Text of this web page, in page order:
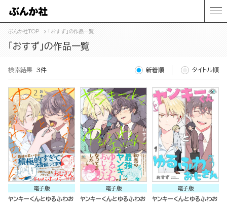
ぶんか社TOP 「おすず」の作品一覧
「おすず」の作品一覧
検索結果 3件 新着順 タイトル順
電子版
ヤンキーくんとゆるふわお
電子版
ヤンキーくんとゆるふわお
電子版
ヤンキーくんとゆるふわお